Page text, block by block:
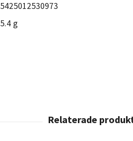
5425012530973
5.4 g